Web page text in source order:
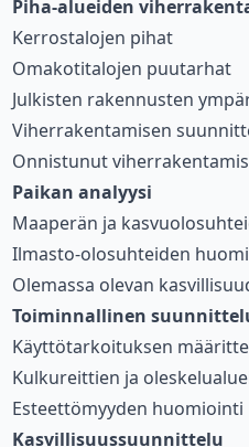
Piha-alueiden
Kerrostalojen pihat
Omakotitalojen puutarhat
Julkisten rakennusten
Viherrakentamisen
Onnistunut
Paikan analyysi
Maaperän ja
Ilmasto-olosuhteiden
Olemassa olevan
Toiminnallinen
Käyttötarkoituksen
Kulkureittien ja
Esteettömyyden huomiointi
Kasvillisuussuunnittelu